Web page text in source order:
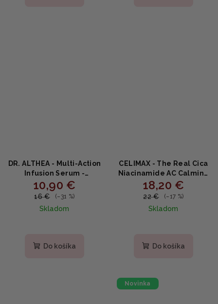
DR. ALTHEA - Multi‑Action
Infusion Serum -
Multivitamínové sérum s
niacínamidom a
30ml
10,90 €
16 € (–31 %)
Skladom
Do košíka
CELIMAX - The Real Cica
Niacinamide AC Calming
Serum - Upokojujúce
sérum s cica a
18,20 €
22 € (–17 %)
Skladom
produktu
Do košíka
Novinka